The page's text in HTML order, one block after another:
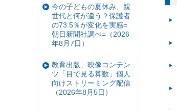
今の子どもの夏休み、親
世代と何が違う？保護者
の73.5％が変化を実感=
朝日新聞社調べ=（2026
年8月7日）
教育出版、映像コンテン
ツ「目で見る算数」個人
向けストリーミング配信
（2026年8月5日）